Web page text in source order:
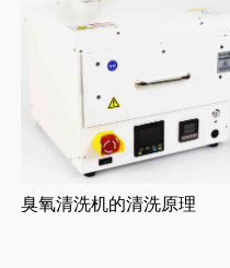
臭氧清洗机的清洗原理